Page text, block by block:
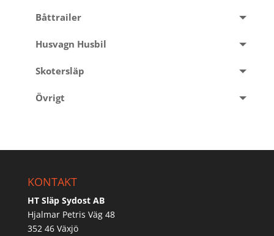
Båttrailer
Husvagn Husbil
Skotersläp
Övrigt
KONTAKT
HT Släp Sydost AB
Hjalmar Petris Väg 48
352 46 Växjö